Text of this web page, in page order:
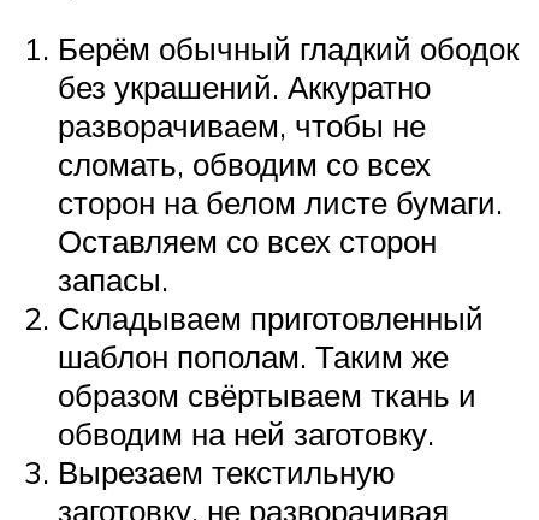
Берём обычный гладкий ободок
без украшений. Аккуратно
разворачиваем, чтобы не
сломать, обводим со всех
сторон на белом листе бумаги.
Оставляем со всех сторон
запасы.
Складываем приготовленный
шаблон пополам. Таким же
образом свёртываем ткань и
обводим на ней заготовку.
Вырезаем текстильную
заготовку, не разворачивая